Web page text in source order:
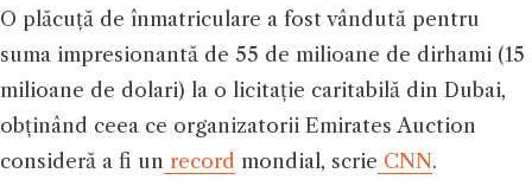
O plăcuță de înmatriculare a fost vândută pentru
suma impresionantă de 55 de milioane de dirhami (15
milioane de dolari) la o licitație caritabilă din Dubai,
obținând ceea ce organizatorii Emirates Auction
consideră a fi un record mondial, scrie CNN.